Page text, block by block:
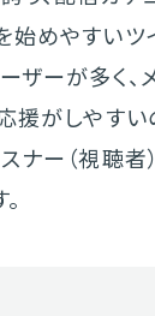
めやすいツ
ザーが多く、
援がしやすい
ナー（視聴